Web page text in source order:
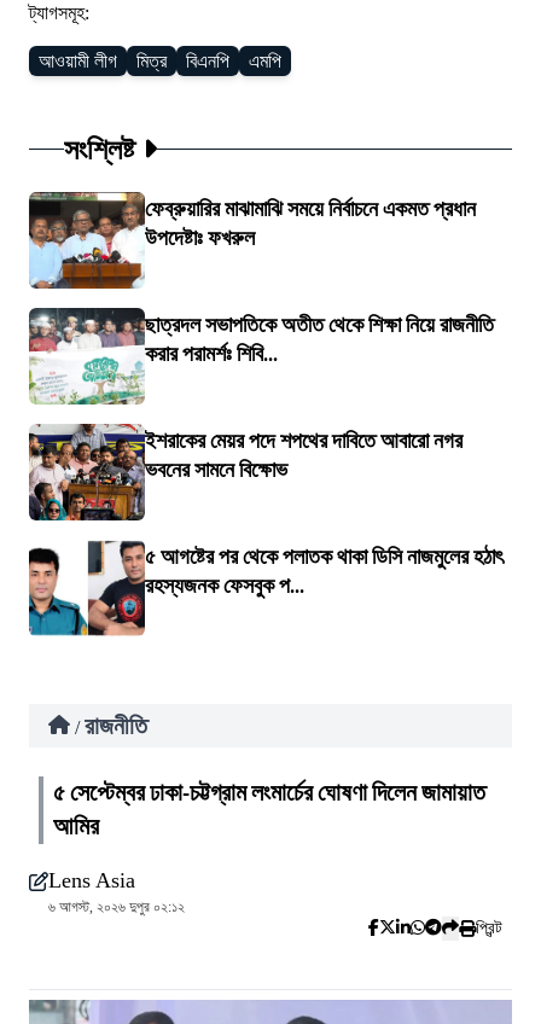
ট্যাগসমূহ:
আওয়ামী লীগ মিত্র বিএনপি এমপি
সংশ্লিষ্ট
ফেব্রুয়ারির মাঝামাঝি সময়ে নির্বাচনে একমত প্রধান
উপদেষ্টাঃ ফখরুল
ছাত্রদল সভাপতিকে অতীত থেকে শিক্ষা নিয়ে রাজনীতি
করার পরামর্শঃ শিবি...
ইশরাকের মেয়র পদে শপথের দাবিতে আবারো নগর
ভবনের সামনে বিক্ষোভ
৫ আগষ্টের পর থেকে পলাতক থাকা ডিসি নাজমুলের হঠাৎ
রহস্যজনক ফেসবুক প...
/ রাজনীতি
৫ সেপ্টেম্বর ঢাকা-চট্টগ্রাম লংমার্চের ঘোষণা দিলেন জামায়াত
আমির
Lens Asia
৬ আগস্ট, ২০২৬ দুপুর ০২:১২
প্রিন্ট